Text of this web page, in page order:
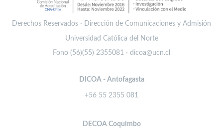
Derechos Reservados · Dirección de Comunicaciones y Admisión
Universidad Católica del Norte
Fono (56)(55) 2355081 · dicoa@ucn.cl
DICOA - Antofagasta
+56 55 2355 081
DECOA Coquimbo